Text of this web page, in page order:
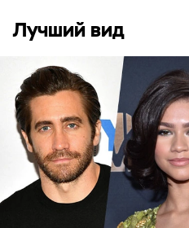
Лучший вид